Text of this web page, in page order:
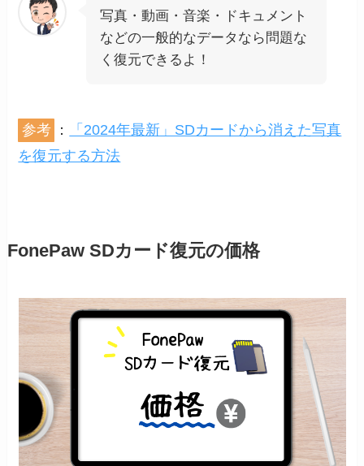
写真・動画・音楽・ドキュメント
などの一般的なデータなら問題な
く復元できるよ！
参考 ：
「2024年最新」SDカードから消えた写真
を復元する方法
FonePaw SDカード復元の価格